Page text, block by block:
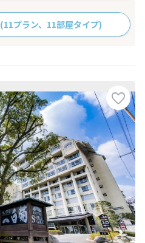
(11プラン、11部屋タイプ)